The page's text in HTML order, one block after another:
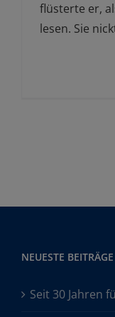
flüsterte er,
lesen. Sie
NEUESTE BEITRÄGE
Seit 30 Jahren